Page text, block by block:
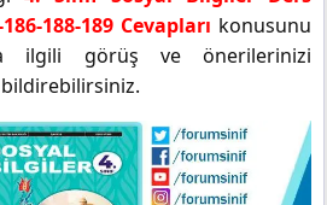
188-189 Cevapları konusunu
ilgili görüş ve önerilerinizi